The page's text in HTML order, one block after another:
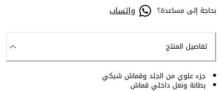
بحاجة إلى مساعدة؟ واتساب
تفاصيل المنتج
جزء علوي من الجلد وقماش شبكي
بطانة ونعل داخلي قماش